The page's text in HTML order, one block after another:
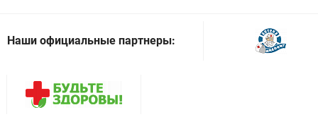
Наши официальные партнеры: